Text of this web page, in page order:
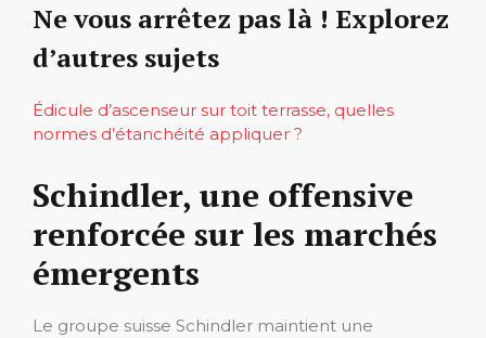
Ne vous arrêtez pas là ! Explorez
d’autres sujets
Édicule d’ascenseur sur toit terrasse, quelles
normes d’étanchéité appliquer ?
Schindler, une offensive
renforcée sur les marchés
émergents
Le groupe suisse Schindler maintient une